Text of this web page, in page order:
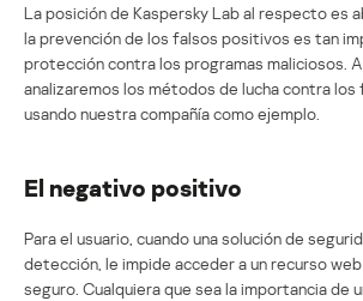
La posición de Kaspersky Lab al respecto es
la prevención de los falsos positivos es tan
protección contra los programas maliciosos.
analizaremos los métodos de lucha contra los
usando nuestra compañía como ejemplo.
El negativo positivo
Para el usuario, cuando una solución de
detección, le impide acceder a un recurso
seguro. Cualquiera que sea la importancia de